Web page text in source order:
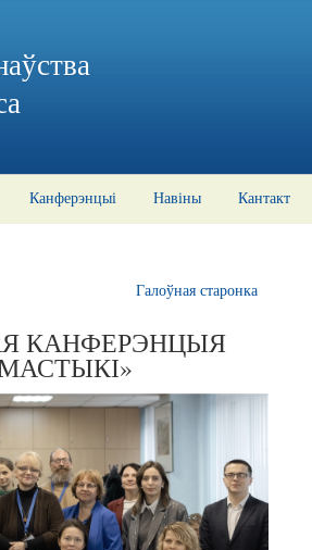
Канферэнцыі Навіны Кантакт
Галоўная старонка
КАНФЕРЭНЦЫЯ